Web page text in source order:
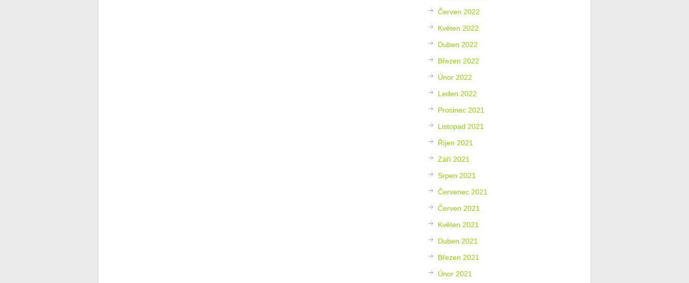
Červen 2022
Květen 2022
Duben 2022
Březen 2022
Únor 2022
Leden 2022
Prosinec 2021
Listopad 2021
Říjen 2021
Září 2021
Srpen 2021
Červenec 2021
Červen 2021
Květen 2021
Duben 2021
Březen 2021
Únor 2021